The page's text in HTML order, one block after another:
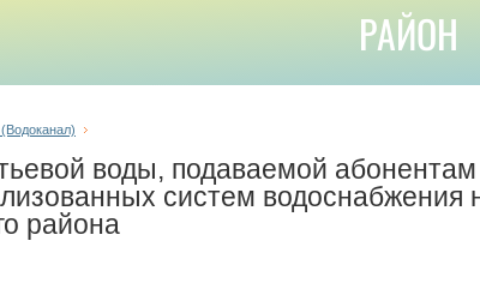
РАЙОН
воды, подаваемой абонентам
систем водоснабжения
района